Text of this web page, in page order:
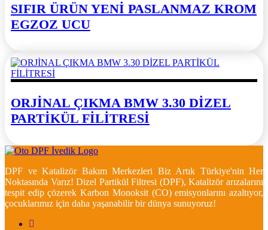
SIFIR ÜRÜN YENİ PASLANMAZ KROM
EGZOZ UCU
ORJİNAL ÇIKMA BMW 3.30 DİZEL
PARTİKÜL FİLİTRESİ
DPF ve Katalizör Bakım Merkezleri Biz Artık Türkiye'nin Her
Noktasında Varız! Dizel Partikül Filtresi (DPF), Katalizör arızalarını
tespit edip çözerek Karbon Monoksit (CO) emisyonlarını azaltıyor,
çocuklarımız için daha yaşanabilir bir dünya sunuyoruz!